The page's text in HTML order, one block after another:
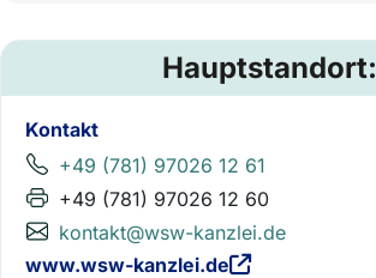
Hauptstandort:
Kontakt
+49 (781) 97026 12 61
+49 (781) 97026 12 60
kontakt@wsw-kanzlei.de
www.wsw-kanzlei.de